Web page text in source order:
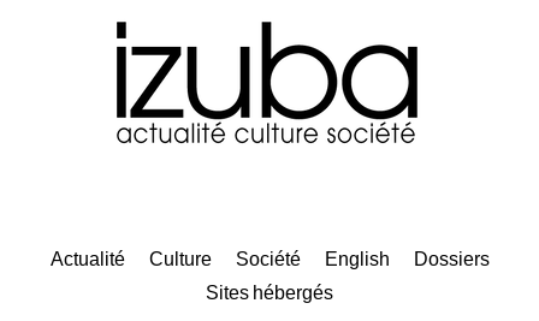
Actualité Culture Société English
Dossiers
Sites hébergés